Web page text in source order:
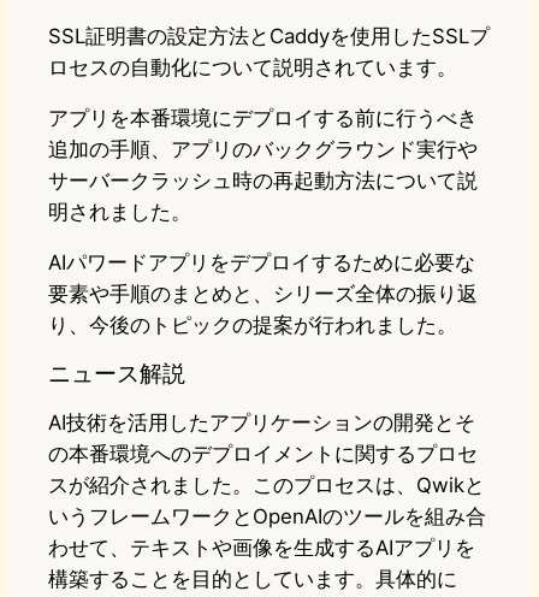
SSL証明書の設定方法とCaddyを使用したSSLプ
ロセスの自動化について説明されています。
アプリを本番環境にデプロイする前に行うべき
追加の手順、アプリのバックグラウンド実行や
サーバークラッシュ時の再起動方法について説
明されました。
AIパワードアプリをデプロイするために必要な
要素や手順のまとめと、シリーズ全体の振り返
り、今後のトピックの提案が行われました。
ニュース解説
AI技術を活用したアプリケーションの開発とそ
の本番環境へのデプロイメントに関するプロセ
スが紹介されました。このプロセスは、Qwikと
いうフレームワークとOpenAIのツールを組み合
わせて、テキストや画像を生成するAIアプリを
構築することを目的としています。具体的に